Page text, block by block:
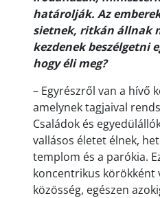
határolják. Az
sietnek, ritkán állnak
kezdenek beszélgetni
hogy éli meg?
– Egyrészről van a hívő
amelynek tagjaival
Családok és
vallásos életet élnek,
templom és a parókia.
koncentrikus körökként
közösség, egészen